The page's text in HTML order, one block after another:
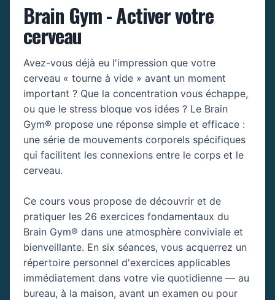
Brain Gym - Activer votre
cerveau
Avez-vous déjà eu l'impression que votre
cerveau « tourne à vide » avant un moment
important ? Que la concentration vous échappe,
ou que le stress bloque vos idées ? Le Brain
Gym® propose une réponse simple et efficace :
une série de mouvements corporels spécifiques
qui facilitent les connexions entre le corps et le
cerveau.
Ce cours vous propose de découvrir et de
pratiquer les 26 exercices fondamentaux du
Brain Gym® dans une atmosphère conviviale et
bienveillante. En six séances, vous acquerrez un
répertoire personnel d'exercices applicables
immédiatement dans votre vie quotidienne — au
bureau, à la maison, avant un examen ou pour